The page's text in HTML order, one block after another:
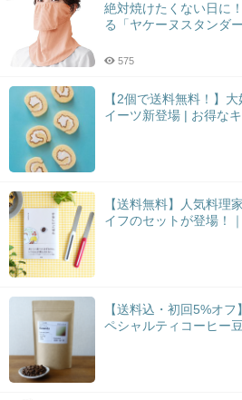
絶対焼けたくない日に
る「ヤケーヌスタンダー
575
【2個で送料無料！】
イーツ新登場 | お得な
【送料無料】人気料理
イフのセットが登場！
【送料込・初回5%オ
ペシャルティコーヒー